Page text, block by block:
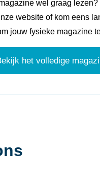
wel graag lezen?
website of kom eens
jouw fysieke magazine
het volledige